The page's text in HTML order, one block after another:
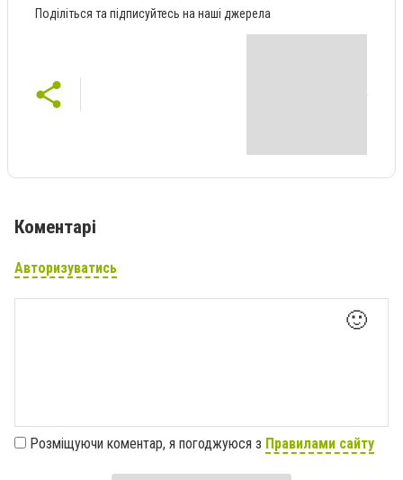
Поділіться та підписуйтесь на наші джерела
Коментарі
Авторизуватись
🙂
Розміщуючи коментар, я погоджуюся з Правилами сайту